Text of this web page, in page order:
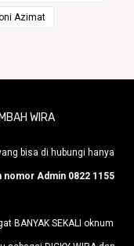
Azimat
WIRA
bisa di hubungi hanya
nomor Admin 0822 1155
BANYAK SEKALI oknum